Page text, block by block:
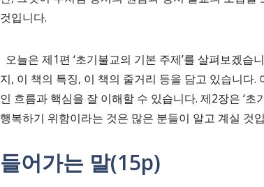
것입니다.
오늘은 제1편 ‘초기불교의 기본 주제’를 살펴보겠습
지, 이 책의 특징, 이 책의 줄거리 등을 담고 있습니다
인 흐름과 핵심을 잘 이해할 수 있습니다. 제2장은 ‘
행복하기 위함이라는 것은 많은 분들이 알고 계실 것
들어가는 말(15p)